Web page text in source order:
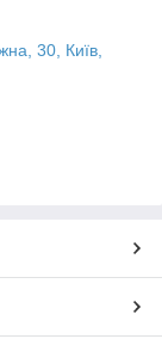
30, Київ,